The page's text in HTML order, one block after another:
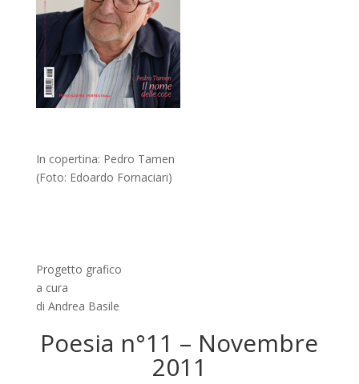
In copertina: Pedro Tamen
(Foto: Edoardo Fornaciari)
Progetto grafico
a cura
di Andrea Basile
Poesia n°11 – Novembre
2011